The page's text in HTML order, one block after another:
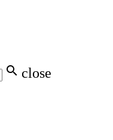
search close